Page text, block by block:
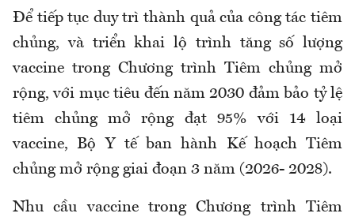
Để tiếp tục duy trì thành quả của công tác tiêm
chủng, và triển khai lộ trình tăng số lượng
vaccine trong Chương trình Tiêm chủng mở
rộng, với mục tiêu đến năm 2030 đảm bảo tỷ lệ
tiêm chủng mở rộng đạt 95% với 14 loại
vaccine, Bộ Y tế ban hành Kế hoạch Tiêm
chủng mở rộng giai đoạn 3 năm (2026- 2028).
Nhu cầu vaccine trong Chương trình Tiêm